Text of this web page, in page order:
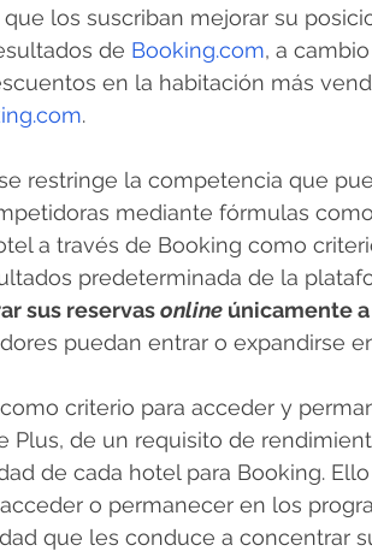
los suscriban mejorar su
de Booking.com, a
en la habitación más
.
restringe la competencia que
mediante fórmulas
a través de Booking como
predeterminada de la
sus reservas online únicamente
puedan entrar o expandirse
criterio para acceder y
Plus, de un requisito de
de cada hotel para Booking.
o permanecer en los
que les conduce a concentrar